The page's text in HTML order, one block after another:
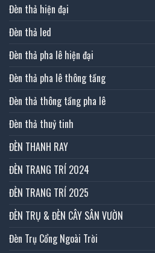
Đèn thả hiện đại
Đèn thả led
Đèn thả pha lê hiện đại
Đèn thả pha lê thông tầng
Đèn thả thông tầng pha lê
Đèn thả thuỷ tinh
ĐÈN THANH RAY
ĐÈN TRANG TRÍ 2024
ĐÈN TRANG TRÍ 2025
ĐÈN TRỤ & ĐÈN CÂY SÂN VƯỜN
Đèn Trụ Cổng Ngoài Trời